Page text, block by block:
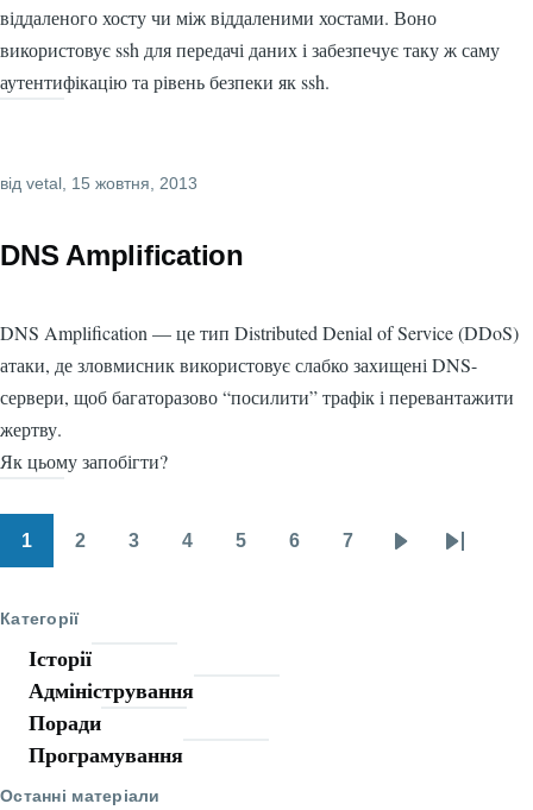
віддаленого хосту чи між віддаленими хостами. Воно
використовує ssh для передачі даних і забезпечує таку ж саму
аутентифікацію та рівень безпеки як ssh.
від vetal, 15 жовтня, 2013
DNS Amplification
DNS Amplification — це тип Distributed Denial of Service (DDoS)
атаки, де зловмисник використовує слабко захищені DNS-
сервери, щоб багаторазово “посилити” трафік і перевантажити
жертву.
Як цьому запобігти?
сторінки
1 2 3 4 5 6 7
НаступнаОстання
Категорії
Історії
Адміністрування
Поради
Програмування
Останні матеріали